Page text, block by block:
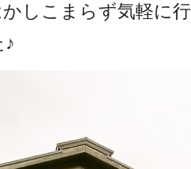
しこまらず気軽に